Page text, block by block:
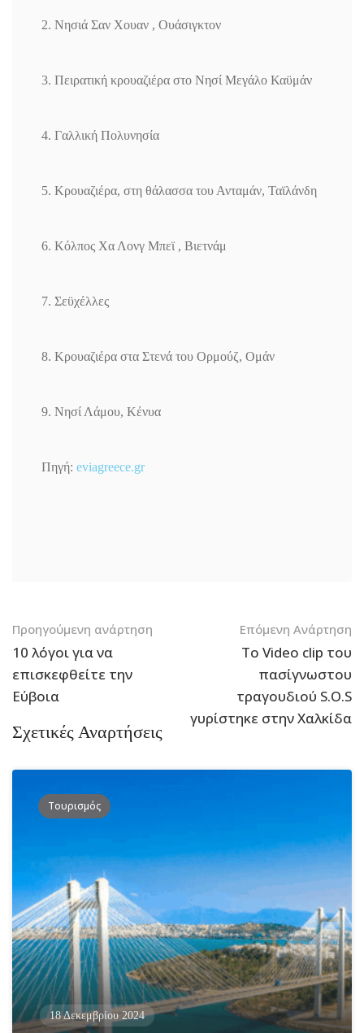
2. Νησιά Σαν Χουαν , Ουάσιγκτον
3. Πειρατική κρουαζιέρα στο Νησί Μεγάλο Καϋμάν
4. Γαλλική Πολυνησία
5. Κρουαζιέρα, στη θάλασσα του Ανταμάν, Ταϊλάνδη
6. Κόλπος Χα Λονγ Μπεϊ , Βιετνάμ
7. Σεϋχέλλες
8. Κρουαζιέρα στα Στενά του Ορμούζ, Ομάν
9. Νησί Λάμου, Κένυα
Πηγή: eviagreece.gr
Πλοήγηση
δημοσιεύσεων
Προηγούμενη ανάρτηση
10 λόγοι για να
επισκεφθείτε την
Εύβοια
Επόμενη Ανάρτηση
Το Video clip του
πασίγνωστου
τραγουδιού S.O.S
γυρίστηκε στην Χαλκίδα
Σχετικές Αναρτήσεις
Τουρισμός
18 Δεκεμβρίου 2024